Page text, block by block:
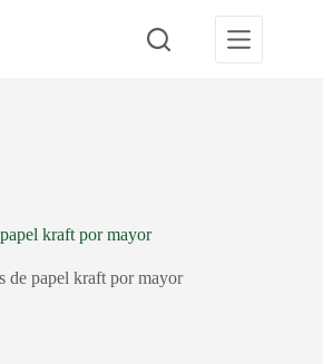
kraft por mayor
de papel kraft por mayor